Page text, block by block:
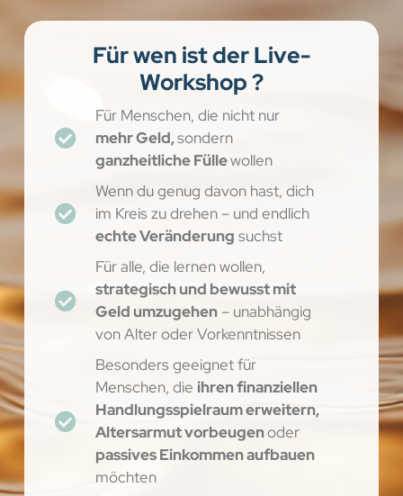
Für wen ist der Live-
Workshop ?
Für Menschen, die nicht nur
mehr Geld,sondern
ganzheitliche Füllewollen
Wenn du genug davon hast, dich
im Kreis zu drehen – und endlich
echte Veränderung suchst
Für alle, die lernen wollen,
strategisch und bewusst mit
Geld umzugehen– unabhängig
von Alter oder Vorkenntnissen
Besonders geeignet für
Menschen, die ihren finanziellen
Handlungsspielraum erweitern,
Altersarmut vorbeugenoder
passives Einkommen aufbauen
möchten